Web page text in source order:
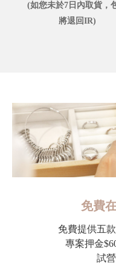
(如您未於7日內取貨，
將退回IR)
免費
免費提供五
專案押金
試